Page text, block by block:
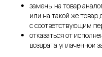
замены на товар
или на такой же
с соответствующим
отказаться от
возврата уплаченной